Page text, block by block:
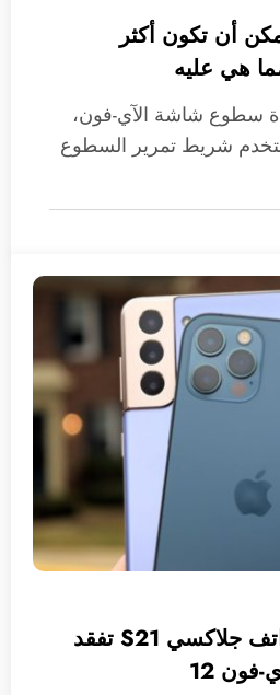
أن تكون أكثر
هي عليه
سطوع شاشة الآي-فون،
شريط تمرير السطوع
دراسة جديدة: هواتف جلاكسي S21 تفقد
12